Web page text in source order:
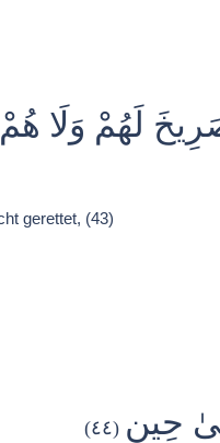
لَهُمْ وَلَا
gerettet, (43)
حِينٍ (٤٤)